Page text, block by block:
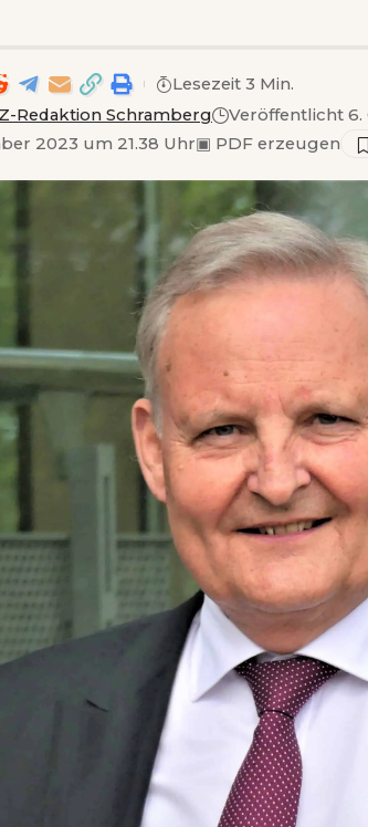
Redaktion Schramberg
Veröffentlicht
2023 um 21.38 Uhr▣ PDF erzeugen
Lesezeit 3 Min.